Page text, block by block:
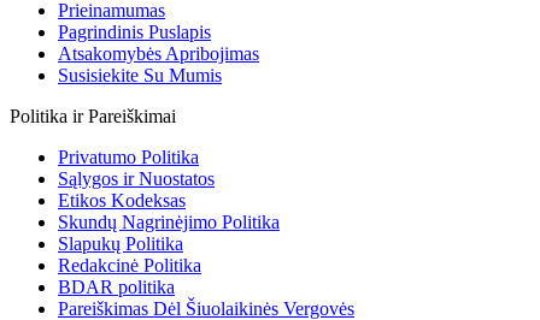
Prieinamumas
Pagrindinis Puslapis
Atsakomybės Apribojimas
Susisiekite Su Mumis
Politika ir Pareiškimai
Privatumo Politika
Sąlygos ir Nuostatos
Etikos Kodeksas
Skundų Nagrinėjimo Politika
Slapukų Politika
Redakcinė Politika
BDAR politika
Pareiškimas Dėl Šiuolaikinės Vergovės